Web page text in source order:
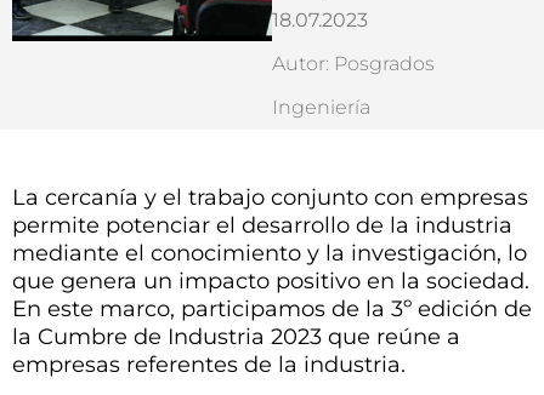
18.07.2023
Autor: Posgrados
Ingeniería
La cercanía y el trabajo conjunto con empresas
permite potenciar el desarrollo de la industria
mediante el conocimiento y la investigación, lo
que genera un impacto positivo en la sociedad.
En este marco, participamos de la 3º edición de
la Cumbre de Industria 2023 que reúne a
empresas referentes de la industria.